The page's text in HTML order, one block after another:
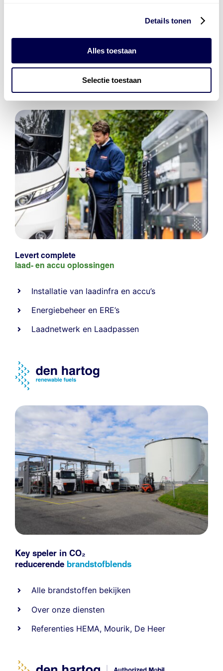
Details tonen
Alles toestaan
Selectie toestaan
bestaat uitvier divisies
Levert complete
laad- en accu oplossingen
Installatie van laadinfra en accu’s
Energiebeheer en ERE’s
Laadnetwerk en Laadpassen
Key speler in CO₂
reducerende brandstofblends
Alle brandstoffen bekijken
Over onze diensten
Referenties HEMA, Mourik, De Heer